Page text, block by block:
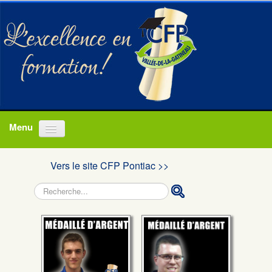
Programmes
Actualités
Nous joindre
Vers le site CFP Pontiac >>
Rechercher